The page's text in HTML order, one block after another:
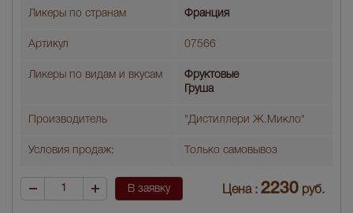
Ликеры по странам Франция
Артикул 07566
Ликеры по видам и вкусам
Фруктовые
Груша
Производитель "Дистиллери Ж.Микло"
Условия продаж: Только самовывоз
В заявку Цена : 2230 руб.